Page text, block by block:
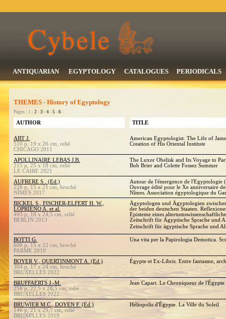
ANTIQUARIAN EGYPTOLOGY CATALOGUES PERIODICALS
THEMES - History of Egyptology
Pages : 1 - 2 - 3 - 4 - 5 - 6 -
AUTHOR TITLE
ABT J.
510 p, 19 x 26 cm, relié
CHICAGO 2011
American Egyptologist. The Life of
Creation of His Oriental Institute
APOLLINAIRE LEBAS J.B.
215 p, 25 x 18 cm, relié
LE CAIRE 2021
The Luxor Obelisk and Its Voyage to
Bob Brier and Colette Fossez Summer
AUFRERE S . (Ed.)
226 p, 15 x 21 cm, broché
NÎMES 2017
Autour de l'émergence de l'Egyptologie
Ouvrage édité pour le Xe anniversaire
Nîmes. Association égyptologique du
BICKEL S., FISCHER-ELFERT H. W.,
LOPRIENO A. et al.
493 p, 18 x 24,5 cm, relié
BERLIN 2013
Ägyptologen und Ägyptologien
der beiden deutschen Staaten.
Episteme eines
Zeitschrift für Ägyptische Sprache und
Zeitschrift für ägyptische Sprache und
BOTTI G.
606 p, 15 x 22 cm, broché
PARME 2019
Una vita per la Papirologia Demotica.
BOYER V., QUERTINMONT A. (Ed.)
304 p, 17 x 24 cm, broché
BRUXELLES 2022
Égypte et Ex-Libris. Entre fantasme,
BRUFFAERTS J.-M.
256 p, 22,5 x 28,5 cm, relié
BRUXELLES 2022
Jean Capart. Le Chroniqueur de l'Égypte
BRUWIER M.C., DOYEN F. (Ed.)
146 p, 21 x 29,7 cm, relié
BRUXELLES 2019
Héliopolis d'Égypte. La Ville du Soleil